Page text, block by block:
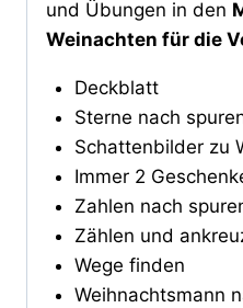
und Übungen in den
Weinachten für die
Deckblatt
Sterne nach
Schattenbilder zu
Immer 2
Zahlen nach
Zählen und
Wege finden
Weihnachtsmann